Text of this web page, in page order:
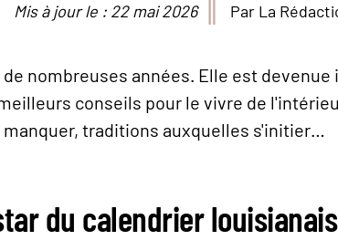
Mis à jour le : 22 mai 2026 Par La
nombreuses années. Elle est
conseils pour le vivre de
manquer, traditions auxquelles s'initier…
du calendrier louisianais